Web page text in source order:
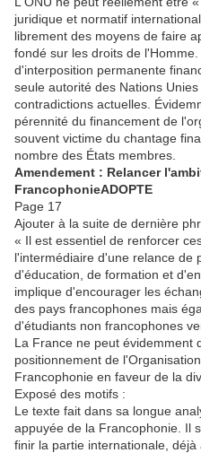
juridique et normatif
librement des moyens de faire
fondé sur les droits de
d'interposition permanente
seule autorité des Nations
contradictions actuelles.
pérennité du financement de
souvent victime du chantage
nombre des États membres.
Amendement : Relancer
FrancophonieADOPTE
Page 17
Ajouter à la suite de dernière
« Il est essentiel de renforcer
l'intermédiaire d'une relance de
d'éducation, de formation et
implique d'encourager les
des pays francophones mais
d'étudiants non francophones
La France ne peut évidemment
positionnement de
Francophonie en faveur de la
Exposé des motifs :
Le texte fait dans sa longue
appuyée de la Francophonie. Il
finir la partie internationale,